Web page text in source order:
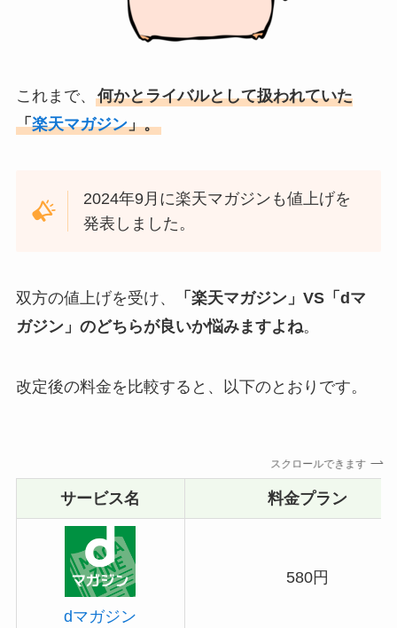
これまで、 何かとライバルとして扱われていた
「楽天マガジン」。
2024年9月に楽天マガジンも値上げを
発表しました。
双方の値上げを受け、
「楽天マガジン」VS「dマ
ガジン」のどちらが良いか悩みますよね。
改定後の料金を比較すると、以下のとおりです。
スクロールできます
サービス名 料金プラン
dマガジン
580円